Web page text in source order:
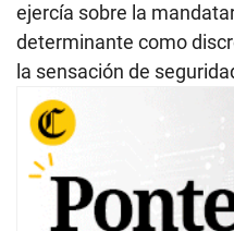
ejercía sobre la
determinante como
la sensación de